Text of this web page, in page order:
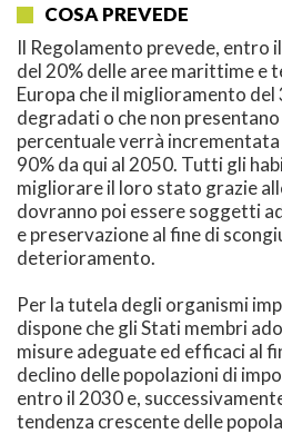
COSA PREVEDE
Il Regolamento prevede, entro
del 20% delle aree marittime e
Europa che il miglioramento
degradati o che non
percentuale verrà
90% da qui al 2050. Tutti gli
migliorare il loro stato grazie
dovranno poi essere soggetti
e preservazione al fine di
deterioramento.
Per la tutela degli organismi
dispone che gli Stati membri
misure adeguate ed efficaci al
declino delle popolazioni di
entro il 2030 e,
tendenza crescente delle